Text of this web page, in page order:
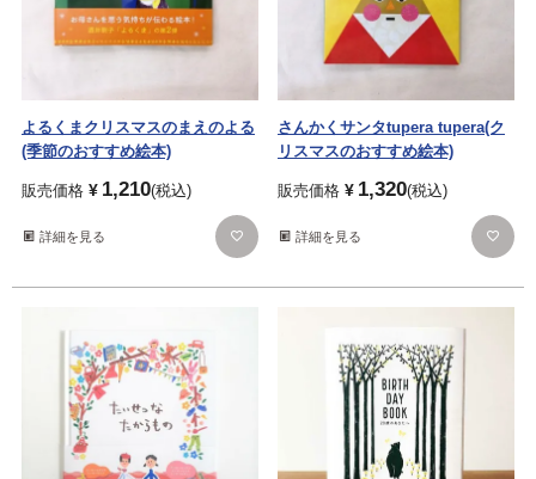
よるくまクリスマスのまえのよる
(季節のおすすめ絵本)
販売価格 ¥ 1,210 税込
詳細を見る
さんかくサンタtupera tupera(ク
リスマスのおすすめ絵本)
販売価格 ¥ 1,320 税込
詳細を見る